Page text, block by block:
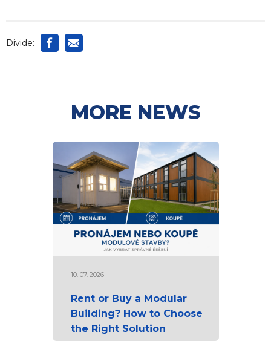
Divide:
MORE NEWS
10. 07. 2026
Rent or Buy a Modular
Building? How to Choose
the Right Solution